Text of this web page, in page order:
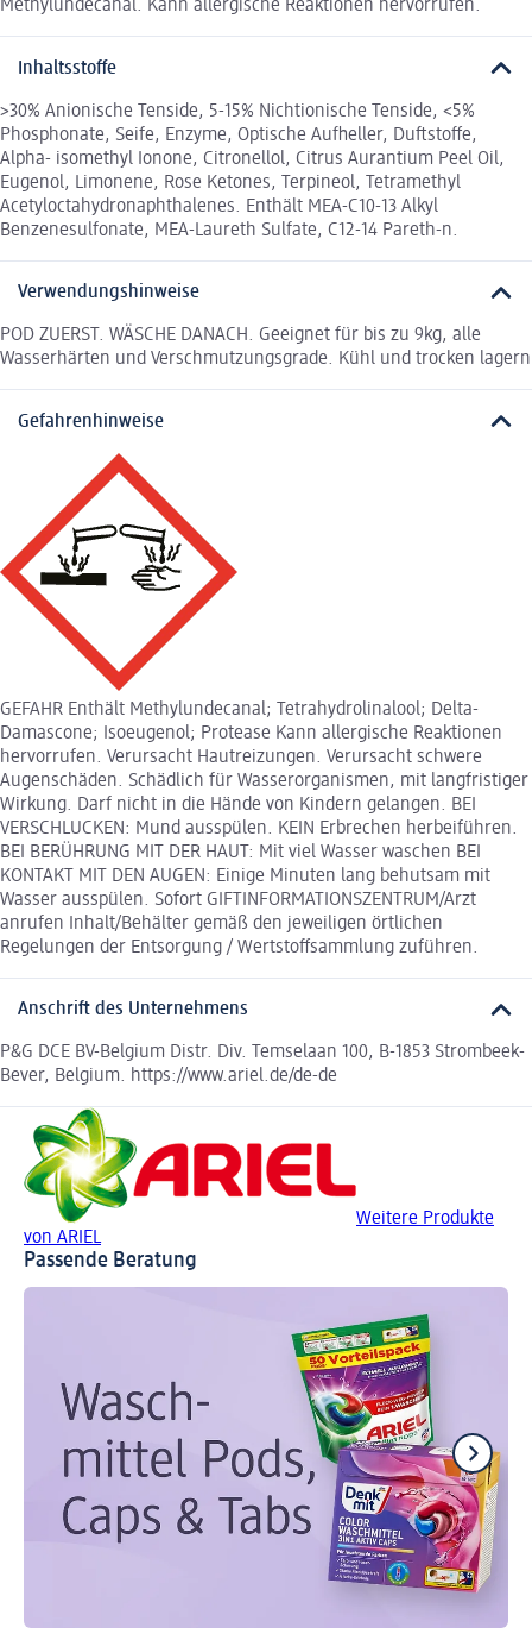
Methylundecanal. Kann allergische Reaktionen hervorrufen.
Inhaltsstoffe
>30% Anionische Tenside, 5-15% Nichtionische Tenside, <5%
Phosphonate, Seife, Enzyme, Optische Aufheller, Duftstoffe,
Alpha- isomethyl Ionone, Citronellol, Citrus Aurantium Peel Oil,
Eugenol, Limonene, Rose Ketones, Terpineol, Tetramethyl
Acetyloctahydronaphthalenes. Enthält MEA-C10-13 Alkyl
Benzenesulfonate, MEA-Laureth Sulfate, C12-14 Pareth-n.
Verwendungshinweise
POD ZUERST. WÄSCHE DANACH. Geeignet für bis zu 9kg, alle
Wasserhärten und Verschmutzungsgrade. Kühl und trocken lagern
Gefahrenhinweise
GEFAHR Enthält Methylundecanal; Tetrahydrolinalool; Delta-
Damascone; Isoeugenol; Protease Kann allergische Reaktionen
hervorrufen. Verursacht Hautreizungen. Verursacht schwere
Augenschäden. Schädlich für Wasserorganismen, mit langfristiger
Wirkung. Darf nicht in die Hände von Kindern gelangen. BEI
VERSCHLUCKEN: Mund ausspülen. KEIN Erbrechen herbeiführen.
BEI BERÜHRUNG MIT DER HAUT: Mit viel Wasser waschen BEI
KONTAKT MIT DEN AUGEN: Einige Minuten lang behutsam mit
Wasser ausspülen. Sofort GIFTINFORMATIONSZENTRUM/Arzt
anrufen Inhalt/Behälter gemäß den jeweiligen örtlichen
Regelungen der Entsorgung / Wertstoffsammlung zuführen.
Anschrift des Unternehmens
P&G DCE BV-Belgium Distr. Div. Temselaan 100, B-1853 Strombeek-
Bever, Belgium. https://www.ariel.de/de-de
Weitere Produkte
von ARIEL
Passende Beratung